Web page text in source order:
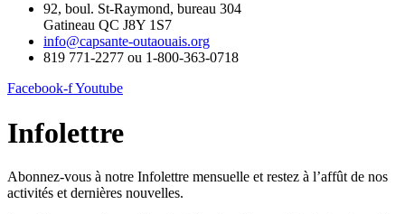
92, boul. St-Raymond, bureau 304
Gatineau QC J8Y 1S7
info@capsante-outaouais.org
819 771-2277 ou 1-800-363-0718
Facebook-fYoutube
Infolettre
Abonnez-vous à notre Infolettre mensuelle et restez à l’affût de nos
activités et dernières nouvelles.